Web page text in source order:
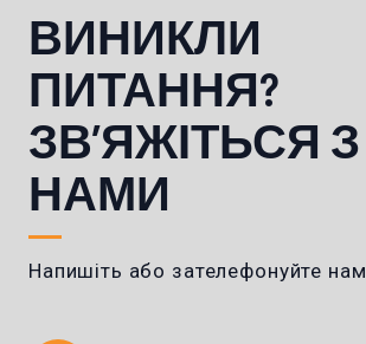
ВИНИКЛИ
ПИТАННЯ?
ЗВ’ЯЖІТЬСЯ З
НАМИ
Напишіть або зателефонуйте нам